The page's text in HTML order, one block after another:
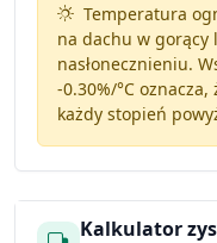
Temperatura
na dachu w gorący
nasłonecznieniu.
-0.30%/°Coznacza,
każdy stopień
Kalkulator